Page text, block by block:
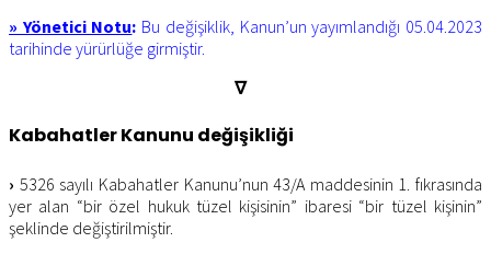
» Yönetici Notu: Bu değişiklik, Kanun’un yayımlandığı 05.04.2023
tarihinde yürürlüğe girmiştir.
∇
Kabahatler Kanunu değişikliği
› 5326 sayılı Kabahatler Kanunu’nun 43/A maddesinin 1. fıkrasında
yer alan “bir özel hukuk tüzel kişisinin” ibaresi “bir tüzel kişinin”
şeklinde değiştirilmiştir.